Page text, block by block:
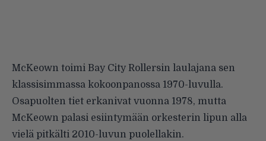
McKeown toimi Bay City Rollersin laulajana sen
klassisimmassa kokoonpanossa 1970-luvulla.
Osapuolten tiet erkanivat vuonna 1978, mutta
McKeown palasi esiintymään orkesterin lipun alla
vielä pitkälti 2010-luvun puolellakin.